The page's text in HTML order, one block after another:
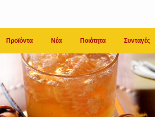
Προϊόντα Νέα Ποιότητα Συνταγές